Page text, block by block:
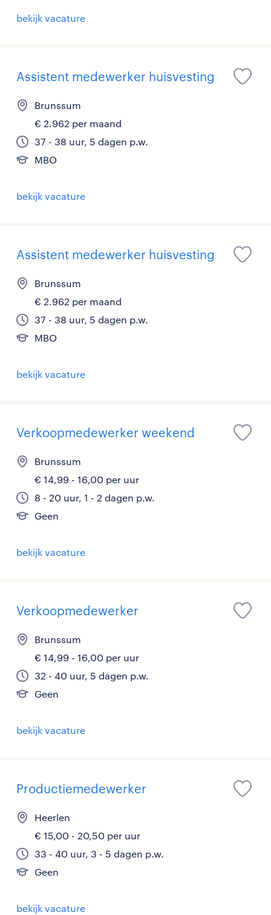
bekijk vacature
Assistent medewerker huisvesting
Brunssum
€ 2.962 per maand
37 - 38 uur, 5 dagen p.w.
MBO
bekijk vacature
Assistent medewerker huisvesting
Brunssum
€ 2.962 per maand
37 - 38 uur, 5 dagen p.w.
MBO
bekijk vacature
Verkoopmedewerker weekend
Brunssum
€ 14,99 - 16,00 per uur
8 - 20 uur, 1 - 2 dagen p.w.
Geen
bekijk vacature
Verkoopmedewerker
Brunssum
€ 14,99 - 16,00 per uur
32 - 40 uur, 5 dagen p.w.
Geen
bekijk vacature
Productiemedewerker
Heerlen
€ 15,00 - 20,50 per uur
33 - 40 uur, 3 - 5 dagen p.w.
Geen
bekijk vacature